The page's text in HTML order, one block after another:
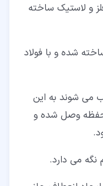
و لاستیک ساخته
شده و با فولاد
می شوند به این
وصل شده و
می دارد.